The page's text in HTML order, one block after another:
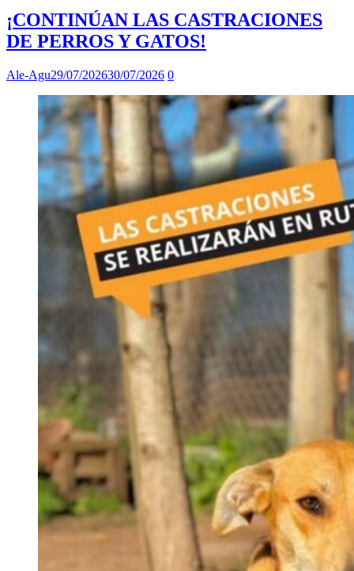
¡CONTINÚAN LAS CASTRACIONES
DE PERROS Y GATOS!
Ale-Agu29/07/202630/07/2026 0